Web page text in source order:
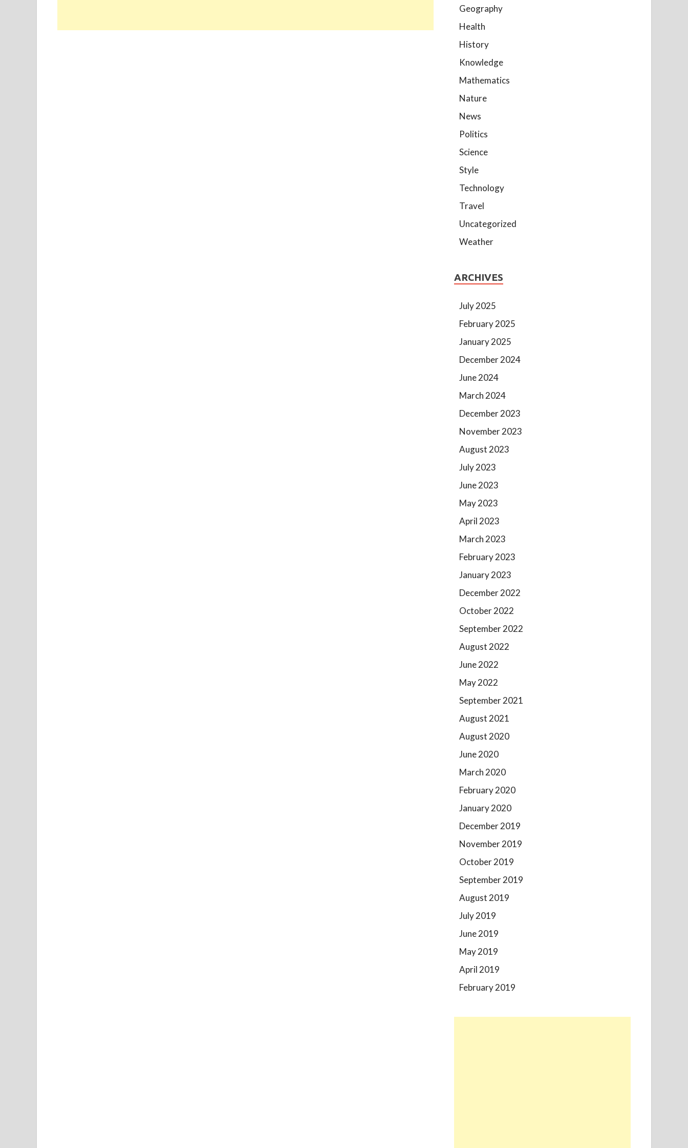
Geography
Health
History
Knowledge
Mathematics
Nature
News
Politics
Science
Style
Technology
Travel
Uncategorized
Weather
ARCHIVES
July 2025
February 2025
January 2025
December 2024
June 2024
March 2024
December 2023
November 2023
August 2023
July 2023
June 2023
May 2023
April 2023
March 2023
February 2023
January 2023
December 2022
October 2022
September 2022
August 2022
June 2022
May 2022
September 2021
August 2021
August 2020
June 2020
March 2020
February 2020
January 2020
December 2019
November 2019
October 2019
September 2019
August 2019
July 2019
June 2019
May 2019
April 2019
February 2019